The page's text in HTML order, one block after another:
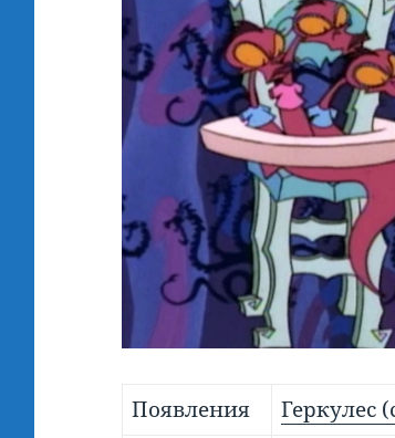
Появления
Геркулес